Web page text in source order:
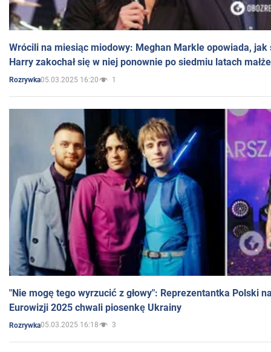
Wrócili na miesiąc miodowy: Meghan Markle opowiada, jak
Harry zakochał się w niej ponownie po siedmiu latach
Rozrywka05.03.2025 16:20 1
"Nie mogę tego wyrzucić z głowy": Reprezentantka Polski
Eurowizji 2025 chwali piosenkę Ukrainy
Rozrywka05.03.2025 16:18 3